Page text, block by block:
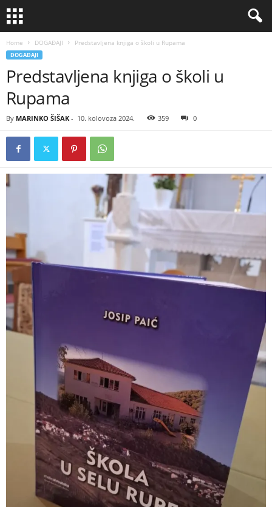
Home DOGAĐAJI Predstavljena knjiga o školi u Rupama
DOGAĐAJI
Predstavljena knjiga o školi u
Rupama
By MARINKO ŠIŠAK - 10. kolovoza 2024. 359 0